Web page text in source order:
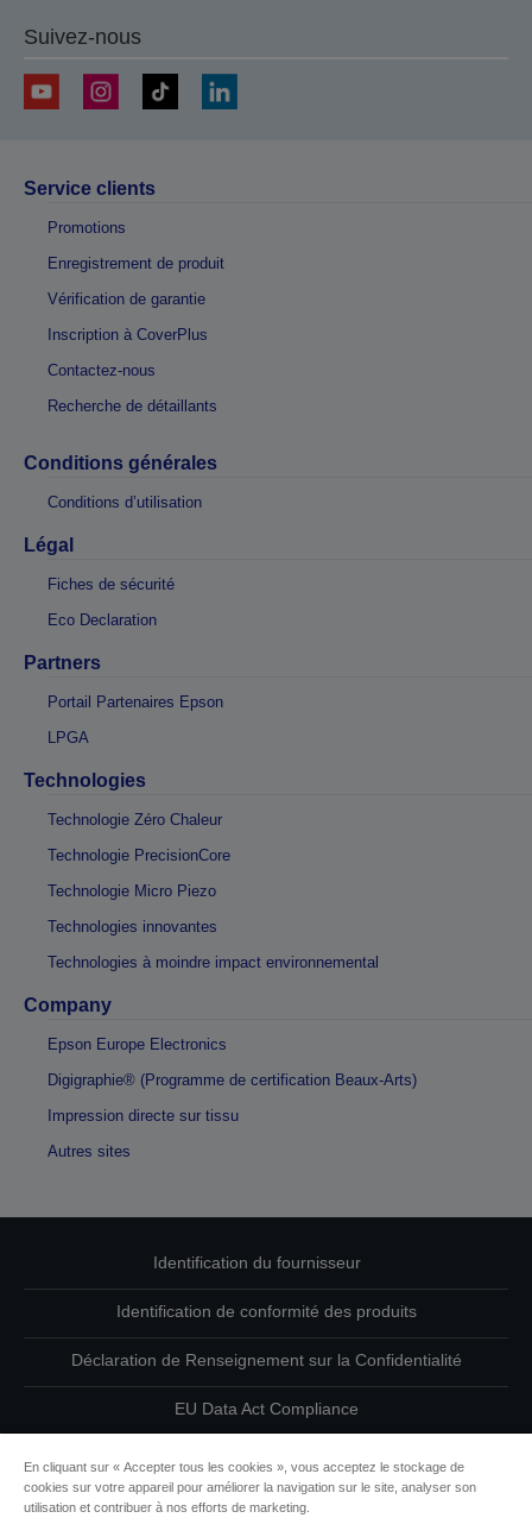
Suivez-nous
Service clients
Promotions
Enregistrement de produit
Vérification de garantie
Inscription à CoverPlus
Contactez-nous
Recherche de détaillants
Conditions générales
Conditions d’utilisation
Légal
Fiches de sécurité
Eco Declaration
Partners
Portail Partenaires Epson
LPGA
Technologies
Technologie Zéro Chaleur
Technologie PrecisionCore
Technologie Micro Piezo
Technologies innovantes
Technologies à moindre impact environnemental
Company
Epson Europe Electronics
Digigraphie® (Programme de certification Beaux-Arts)
Impression directe sur tissu
Autres sites
Identification du fournisseur
Identification de conformité des produits
Déclaration de Renseignement sur la Confidentialité
EU Data Act Compliance
Informations sur les cookies
En cliquant sur « Accepter tous les cookies », vous acceptez le stockage de
cookies sur votre appareil pour améliorer la navigation sur le site, analyser son
utilisation et contribuer à nos efforts de marketing.